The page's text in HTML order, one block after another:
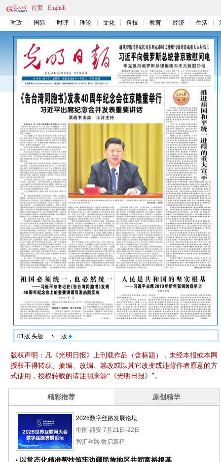
首页 English
时政 国际 时评 理论 文化 科技 教育 经济 生活
01版:头版 下一版
版权声明：凡《光明日报》上刊载作品（含标题），未经本报或本网
授权不得转载、摘编、改编、篡改或以其它改变或违背作者原意的方
式使用，授权转载的请注明来源“《光明日报》”。